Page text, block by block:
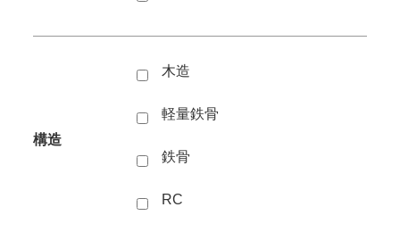
構造
木造
軽量鉄骨
鉄骨
RC